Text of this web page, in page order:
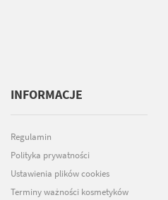
INFORMACJE
Regulamin
Polityka prywatności
Ustawienia plików cookies
Terminy ważności kosmetyków